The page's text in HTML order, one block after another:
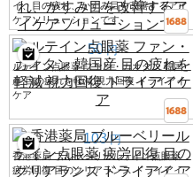
イ、目の疲れ、かすみ目を改善するアイ
ケアソリューションです
50 円
ルテイン点眼薬 ファン・カオタン 韓国
産 目の疲れを軽減 視力回復 ドライアイ
ケア
103 円
香港薬局 ブルーベリールテイン点眼薬
疲労回復 目のクリアランス ドライアイ